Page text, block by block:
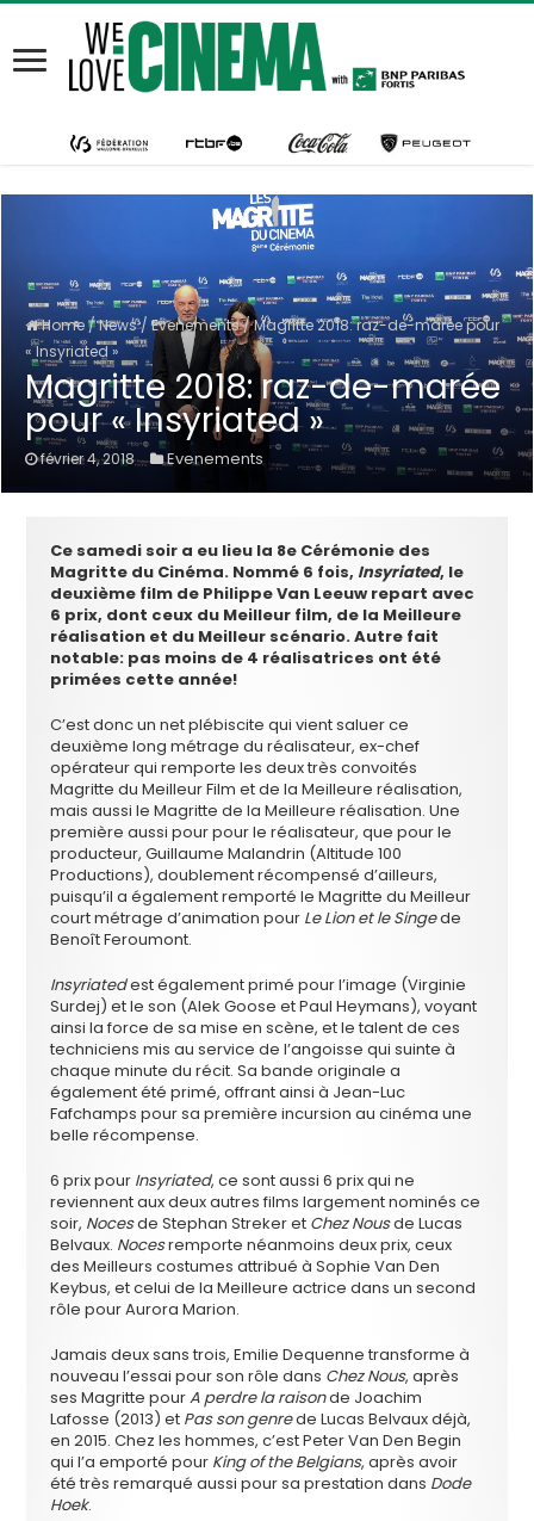
Home/News/ Evenements/Magritte 2018: raz-de-marée pour
« Insyriated »
Magritte 2018: raz-de-marée
pour « Insyriated »
février 4, 2018 Evenements
Ce samedi soir a eu lieu la 8e Cérémonie des
Magritte du Cinéma. Nommé 6 fois, Insyriated, le
deuxième film de Philippe Van Leeuw repart avec
6 prix, dont ceux du Meilleur film, de la Meilleure
réalisation et du Meilleur scénario. Autre fait
notable: pas moins de 4 réalisatrices ont été
primées cette année!
C’est donc un net plébiscite qui vient saluer ce
deuxième long métrage du réalisateur, ex-chef
opérateur qui remporte les deux très convoités
Magritte du Meilleur Film et de la Meilleure réalisation,
mais aussi le Magritte de la Meilleure réalisation. Une
première aussi pour pour le réalisateur, que pour le
producteur, Guillaume Malandrin (Altitude 100
Productions), doublement récompensé d’ailleurs,
puisqu’il a également remporté le Magritte du Meilleur
court métrage d’animation pour Le Lion et le Singede
Benoît Feroumont.
Insyriatedest également primé pour l’image (Virginie
Surdej) et le son (Alek Goose et Paul Heymans), voyant
ainsi la force de sa mise en scène, et le talent de ces
techniciens mis au service de l’angoisse qui suinte à
chaque minute du récit. Sa bande originale a
également été primé, offrant ainsi à Jean-Luc
Fafchamps pour sa première incursion au cinéma une
belle récompense.
6 prix pour Insyriated, ce sont aussi 6 prix qui ne
reviennent aux deux autres films largement nominés ce
soir, Nocesde Stephan Streker et Chez Nousde Lucas
Belvaux. Nocesremporte néanmoins deux prix, ceux
des Meilleurs costumes attribué à Sophie Van Den
Keybus, et celui de la Meilleure actrice dans un second
rôle pour Aurora Marion.
Jamais deux sans trois, Emilie Dequenne transforme à
nouveau l’essai pour son rôle dans Chez Nous, après
ses Magritte pourA perdre la raisonde Joachim
Lafosse (2013) et Pas son genrede Lucas Belvaux déjà,
en 2015. Chez les hommes, c’est Peter Van Den Begin
qui l’a emporté pour King of the Belgians, après avoir
été très remarqué aussi pour sa prestation dans Dode
Hoek.